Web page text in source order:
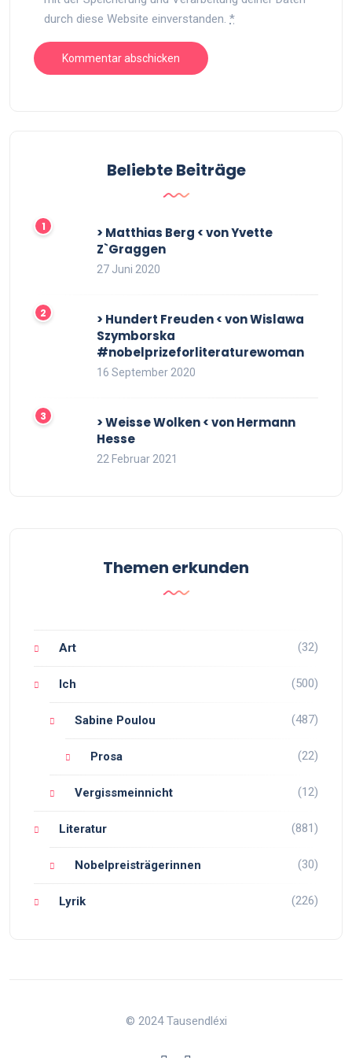
durch diese Website einverstanden. *
Beliebte Beiträge
> Matthias Berg < von Yvette
Z`Graggen
27 Juni 2020
> Hundert Freuden < von Wislawa
Szymborska
#nobelprizeforliteraturewoman
16 September 2020
> Weisse Wolken < von Hermann
Hesse
22 Februar 2021
Themen erkunden
Art (32)
Ich (500)
Sabine Poulou (487)
Prosa (22)
Vergissmeinnicht (12)
Literatur (881)
Nobelpreisträgerinnen (30)
Lyrik (226)
© 2024 Tausendléxi